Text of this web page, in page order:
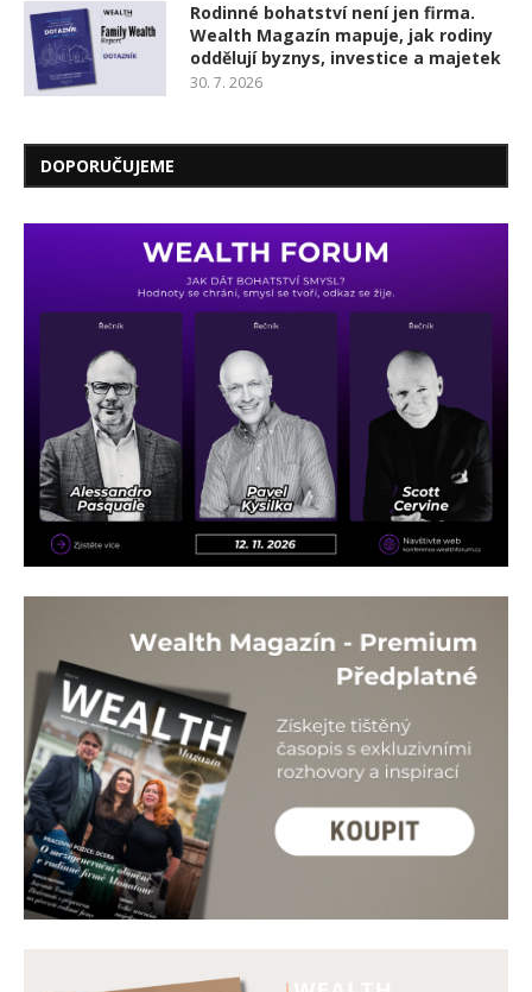
Rodinné bohatství není jen firma.
Wealth Magazín mapuje, jak rodiny
oddělují byznys, investice a majetek
30. 7. 2026
DOPORUČUJEME